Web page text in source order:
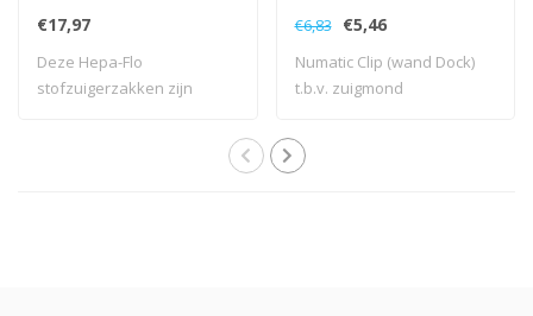
modellen
€17,97
Deze Hepa-Flo
stofzuigerzakken zijn
parkeerstand
€6,83 €5,46
Numatic Clip (wand Dock)
t.b.v. zuigmond